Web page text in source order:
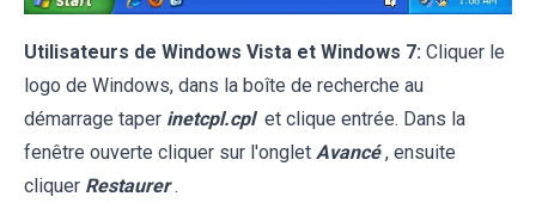
Utilisateurs de Windows Vista et Windows 7: Cliquer le
logo de Windows, dans la boîte de recherche au
démarrage taper inetcpl.cpl et clique entrée. Dans la
fenêtre ouverte cliquer sur l'onglet Avancé , ensuite
cliquer Restaurer .